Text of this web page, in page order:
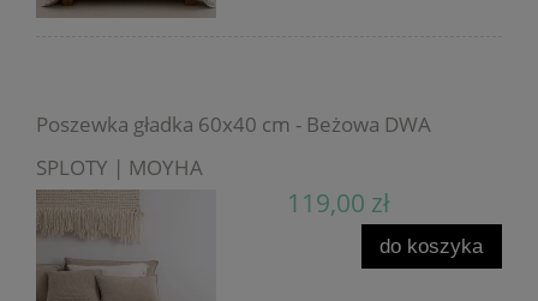
Poszewka gładka 60x40 cm - Beżowa DWA
SPLOTY | MOYHA
119,00 zł
do koszyka